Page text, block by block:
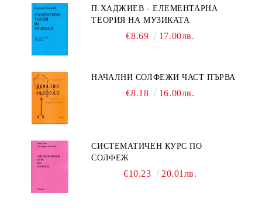
П.ХАДЖИЕВ - ЕЛЕМЕНТАРНА
ТЕОРИЯ НА МУЗИКАТА
€8.69 17.00лв.
НАЧАЛНИ СОЛФЕЖИ ЧАСТ ПЪРВА
€8.18 16.00лв.
СИСТЕМАТИЧЕН КУРС ПО
СОЛФЕЖ
€10.23 20.01лв.